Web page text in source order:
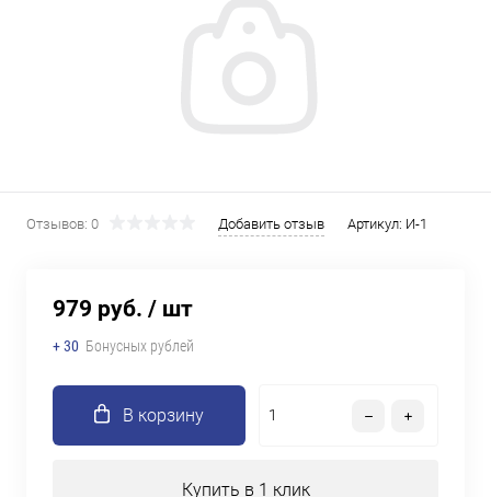
Отзывов: 0 Добавить отзыв Артикул: И-1
979 руб. / шт
+ 30 Бонусных рублей
В корзину
Купить в 1 клик